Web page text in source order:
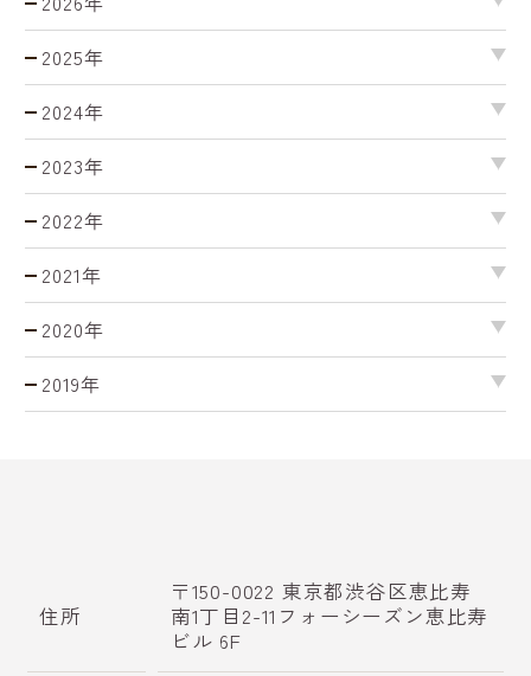
2025年
2024年
2023年
2022年
2021年
2020年
2019年
住所
〒150-0022 東京都渋谷区恵比寿
南1丁目2-11フォーシーズン恵比寿
ビル 6F